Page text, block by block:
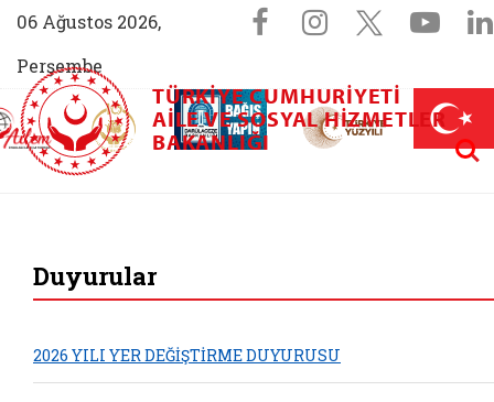
06 Ağustos 2026,
Perşembe
Sosyal
Facebook
Instagram
X
Aile (yeni sekmede açılır)
AİLEM İletişim Merkezi (yeni sekmede açılır)
Aile ve Nüfus On Yılı (yeni sekmede açılır)
Darülaceze bağış sayfası (yeni
TÜRKIYE CUMHURIYETI
AILE VE SOSYAL HIZMETLER
BAKANLIĞI
Duyurular
2026 YILI YER DEĞİŞTİRME DUYURUSU